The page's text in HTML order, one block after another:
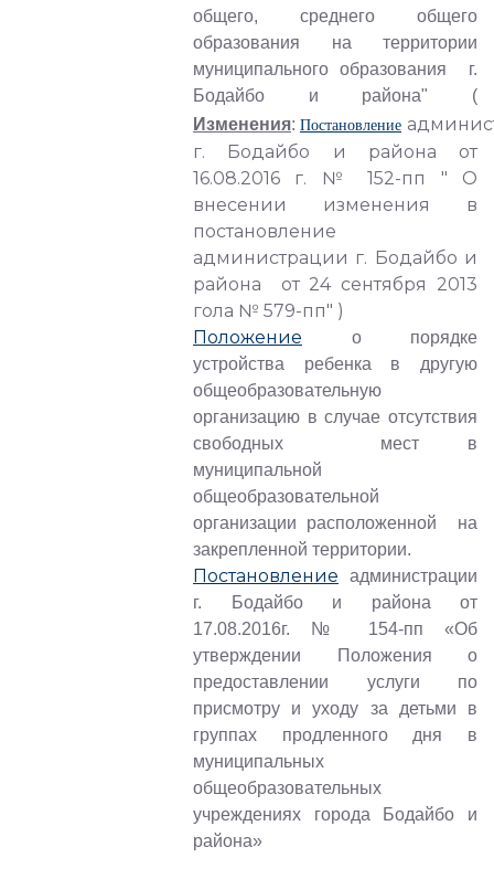
общего, среднего общего
образования на территории
муниципального образования г.
Бодайбо и района" (
Изменения: Постановление
г. Бодайбо и района от
16.08.2016 г. № 152-пп " О
внесении изменения в
постановление
администрации г. Бодайбо и
района от 24 сентября 2013
гола № 579-пп" )
Положение о порядке
устройства ребенка в другую
общеобразовательную
организацию в случае отсутствия
свободных мест в
муниципальной
общеобразовательной
организации расположенной на
закрепленной территории.
Постановление администрации
г. Бодайбо и района от
17.08.2016г. № 154-пп «Об
утверждении Положения о
предоставлении услуги по
присмотру и уходу за детьми в
группах продленного дня в
муниципальных
общеобразовательных
учреждениях города Бодайбо и
района»